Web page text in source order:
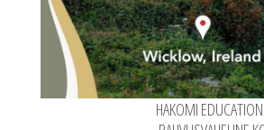
HAKOMI